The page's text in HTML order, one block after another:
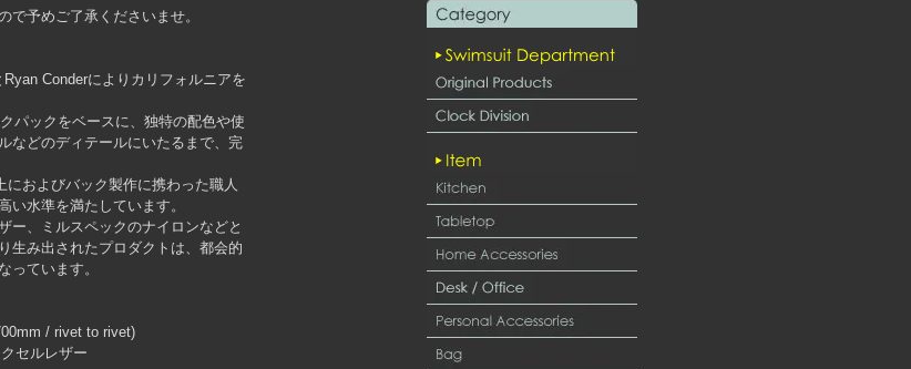
予めご了承くださいませ。
Conderによりカリフォルニアを
パックをベースに、独特の配色や使
などのディテールにいたるまで、完
およびバック製作に携わった職人
い水準を満たしています。
ー、ミルスペックのナイロンなどと
生み出されたプロダクトは、都会的
っています。
/ rivet to rivet)
セルレザー